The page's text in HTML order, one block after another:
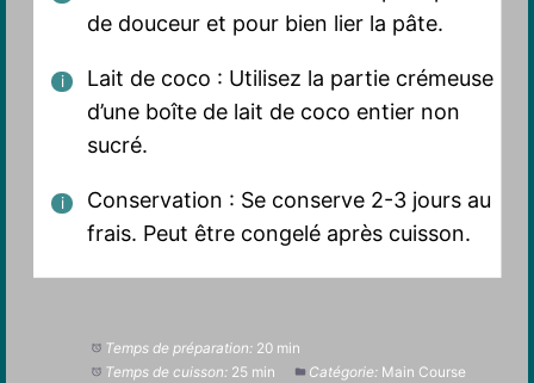
de douceur et pour bien lier la pâte.
Lait de coco : Utilisez la partie crémeuse
d’une boîte de lait de coco entier non
sucré.
Conservation : Se conserve 2-3 jours au
frais. Peut être congelé après cuisson.
Temps de préparation: 20 min
Temps de cuisson: 25 min Catégorie: Main Course